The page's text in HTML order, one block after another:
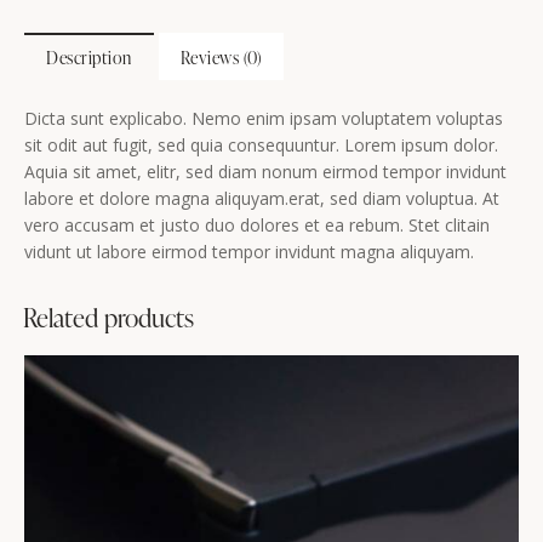
Description Reviews (0)
Dicta sunt explicabo. Nemo enim ipsam voluptatem voluptas
sit odit aut fugit, sed quia consequuntur. Lorem ipsum dolor.
Aquia sit amet, elitr, sed diam nonum eirmod tempor invidunt
labore et dolore magna aliquyam.erat, sed diam voluptua. At
vero accusam et justo duo dolores et ea rebum. Stet clitain
vidunt ut labore eirmod tempor invidunt magna aliquyam.
Related products